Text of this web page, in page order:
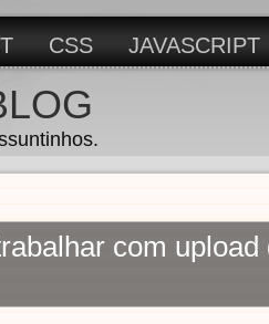
CSS JAVASCRIPT
com